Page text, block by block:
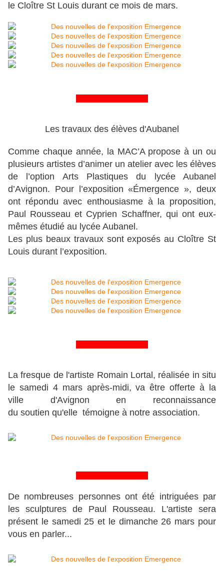
le Cloître St Louis durant ce mois de mars.
Les travaux des élèves d'Aubanel
Comme chaque année, la MAC’A propose à un ou
plusieurs artistes d’animer un atelier avec les élèves
de l’option Arts Plastiques du lycée Aubanel
d’Avignon. Pour l’exposition «Émergence », deux
ont répondu avec enthousiasme à la proposition,
Paul Rousseau et Cyprien Schaffner, qui ont eux-
mêmes étudié au lycée Aubanel.
Les plus beaux travaux sont exposés au Cloître St
Louis durant l’exposition.
La fresque de l'artiste Romain Lortal, réalisée in situ
le samedi 4 mars après-midi, va être offerte à la
ville d'Avignon en reconnaissance
du soutien qu'elle témoigne à notre association.
De nombreuses personnes ont été intriguées par
les sculptures de Paul Rousseau. L'artiste sera
présent le samedi 25 et le dimanche 26 mars pour
vous en parler...